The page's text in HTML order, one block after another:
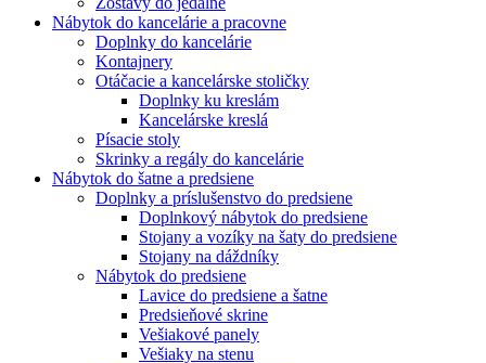
Nábytok do kancelárie a pracovne
Doplnky do kancelárie
Kontajnery
Otáčacie a kancelárske stoličky
Doplnky ku kreslám
Kancelárske kreslá
Písacie stoly
Skrinky a regály do kancelárie
Nábytok do šatne a predsiene
Doplnky a príslušenstvo do predsiene
Doplnkový nábytok do predsiene
Stojany a vozíky na šaty do predsiene
Stojany na dáždníky
Nábytok do predsiene
Lavice do predsiene a šatne
Predsieňové skrine
Vešiakové panely
Vešiaky na stenu